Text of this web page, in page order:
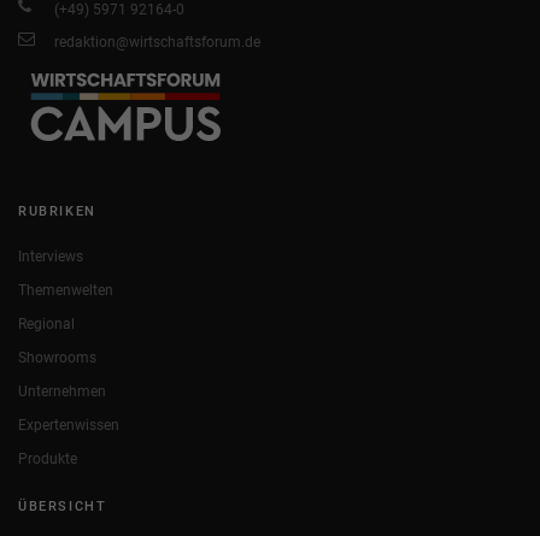
(+49) 5971 92164-0
redaktion@wirtschaftsforum.de
RUBRIKEN
Interviews
Themenwelten
Regional
Showrooms
Unternehmen
Expertenwissen
Produkte
ÜBERSICHT